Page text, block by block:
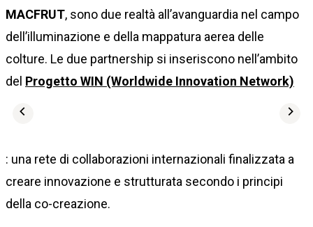
MACFRUT, sono due realtà all’avanguardia nel campo
dell’illuminazione e della mappatura aerea delle
colture. Le due partnership si inseriscono nell’ambito
del Progetto WIN (Worldwide Innovation Network)
: una rete di collaborazioni internazionali finalizzata a
creare innovazione e strutturata secondo i principi
della co-creazione.